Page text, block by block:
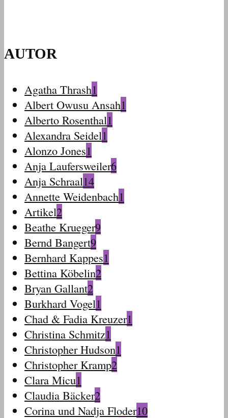
AUTOR
Agatha Thrash1
Albert Owusu Ansah1
Alberto Rosenthal1
Alexandra Seidel1
Alonzo Jones1
Anja Laufersweiler6
Anja Schraal14
Annette Weidenbach1
Artikel2
Beathe Krueger9
Bernd Bangert9
Bernhard Kappes1
Bettina Köbelin2
Bryan Gallant2
Burkhard Vogel1
Chad & Fadia Kreuzer1
Christina Schmitz1
Christopher Hudson1
Christopher Kramp2
Clara Micu1
Claudia Bäcker2
Corina und Nadja Floder10